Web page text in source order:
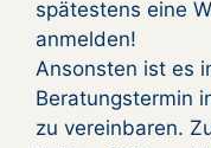
spätestens eine
anmelden!
Ansonsten ist es
Beratungstermin
zu vereinbaren.